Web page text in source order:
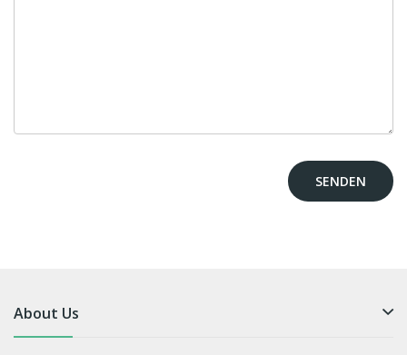
About Us